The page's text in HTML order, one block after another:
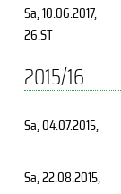
Sa, 10.06.2017,
26.ST
2015/16
Sa, 04.07.2015,
Sa, 22.08.2015,